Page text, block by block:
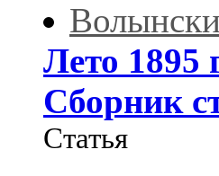
Лето 1895
Сборник
Статья